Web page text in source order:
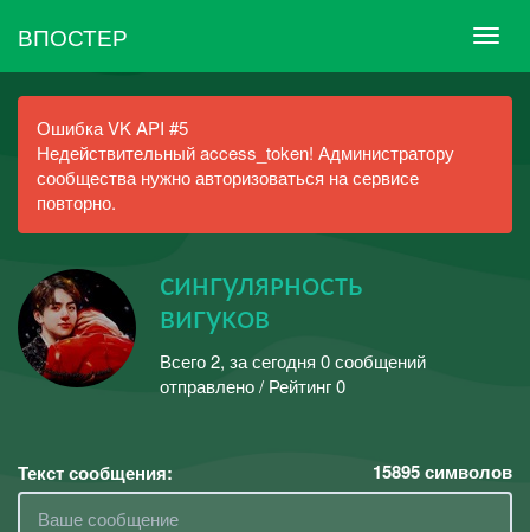
ВПОСТЕР
Ошибка VK API #5
Недействительный access_token! Администратору
сообщества нужно авторизоваться на сервисе
повторно.
сиʜгуляᴘʜᴏᴄᴛь
ʙигуᴋᴏʙ
Всего 2, за сегодня 0 сообщений
отправлено / Рейтинг 0
Текст сообщения: 15895символов